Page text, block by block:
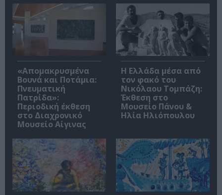
«Απομακρυσμένα
Βουνά και Ποτάμια:
Πνευματική
Πατρίδα»:
Περιοδική έκθεση
στο Διαχρονικό
Μουσείο Αίγινας
Η Ελλάδα μέσα από
τον φακό του
Νικόλαου Τομπάζη:
Έκθεση στο
Μουσείο Πάνου &
Ηλία Ηλιόπουλου